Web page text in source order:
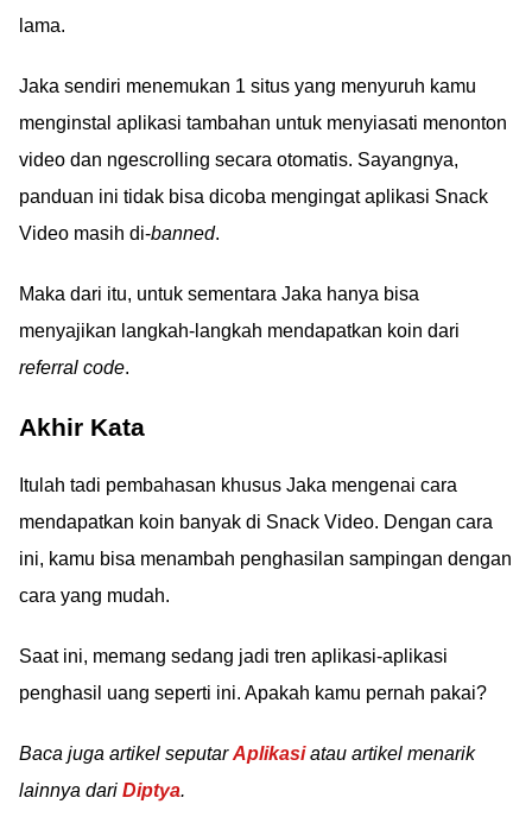
lama.
Jaka sendiri menemukan 1 situs yang menyuruh kamu
menginstal aplikasi tambahan untuk menyiasati menonton
video dan ngescrolling secara otomatis. Sayangnya,
panduan ini tidak bisa dicoba mengingat aplikasi Snack
Video masih di-banned.
Maka dari itu, untuk sementara Jaka hanya bisa
menyajikan langkah-langkah mendapatkan koin dari
referral code.
Akhir Kata
Itulah tadi pembahasan khusus Jaka mengenai cara
mendapatkan koin banyak di Snack Video. Dengan cara
ini, kamu bisa menambah penghasilan sampingan dengan
cara yang mudah.
Saat ini, memang sedang jadi tren aplikasi-aplikasi
penghasil uang seperti ini. Apakah kamu pernah pakai?
Baca juga artikel seputarAplikasiatau artikel menarik
lainnya dari Diptya.